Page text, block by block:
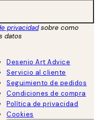
privacidadsobre como
datos
Desenio Art Advice
Servicio al cliente
Seguimiento de pedidos
Condiciones de compra
Política de privacidad
Cookies